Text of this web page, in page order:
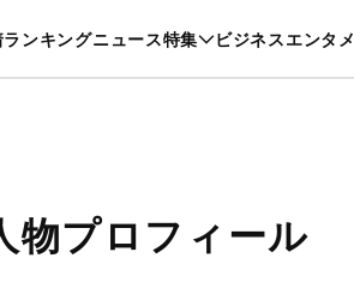
ランキングニュース特集 ビジネスエンタメ
し スポーツ ヘルスケア 美容 グルメ
物プロフィール